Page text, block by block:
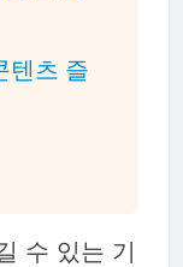
텐츠 즐
수 있는 기